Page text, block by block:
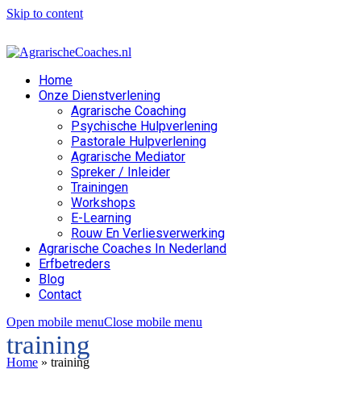
Skip to content
Home
Onze Dienstverlening
Agrarische Coaching
Psychische Hulpverlening
Pastorale Hulpverlening
Agrarische Mediator
Spreker / Inleider
Trainingen
Workshops
E-Learning
Rouw En Verliesverwerking
Agrarische Coaches In Nederland
Erfbetreders
Blog
Contact
Open mobile menuClose mobile menu
training
Home » training